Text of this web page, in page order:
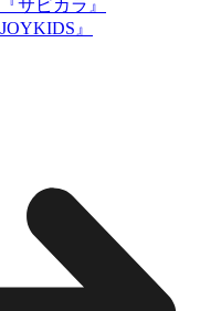
サビカラ』
』